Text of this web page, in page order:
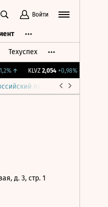
Войти
Техуспех
↑ KLVZ 2,054 +0,98%↑
парламент
д. 3, стр. 1